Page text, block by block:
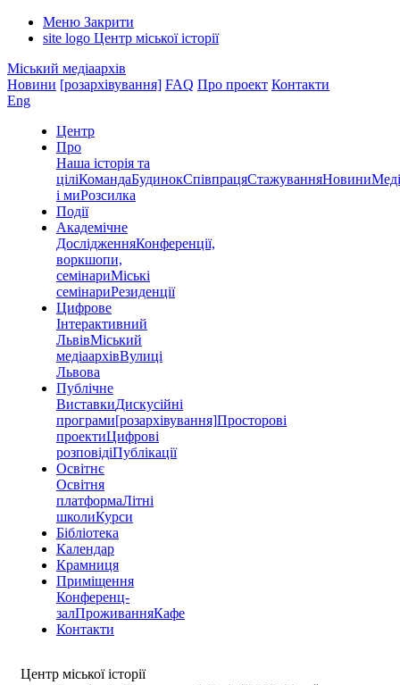
Меню Закрити
site logo Центр міської історії
Міський медіаархів
Новини [розархівування] FAQ Про проект Контакти
Eng
Центр
Про
Наша історія та
ціліКомандаБудинокСпівпрацяСтажуванняНовини
і миРозсилка
Події
Академічне
ДослідженняКонференції,
воркшопи,
семінариМіські
семінариРезиденції
Цифрове
Інтерактивний
ЛьвівМіський
медіаархівВулиці
Львова
Публічне
ВиставкиДискусійні
програми[розархівування]Просторові
проектиЦифрові
розповідіПублікації
Освітнє
Освітня
платформаЛітні
школиКурси
Бібліотека
Календар
Крамниця
Приміщення
Конференц-
залПроживанняКафе
Контакти
Центр міської історії